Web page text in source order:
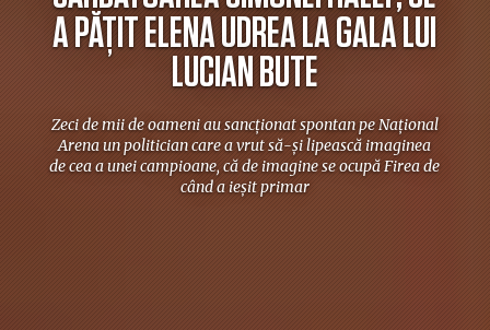
A PĂȚIT ELENA UDREA LA GALA LUI
LUCIAN BUTE
Zeci de mii de oameni au sancționat spontan pe Național
Arena un politician care a vrut să-și lipească imaginea
de cea a unei campioane, că de imagine se ocupă Firea de
când a ieșit primar